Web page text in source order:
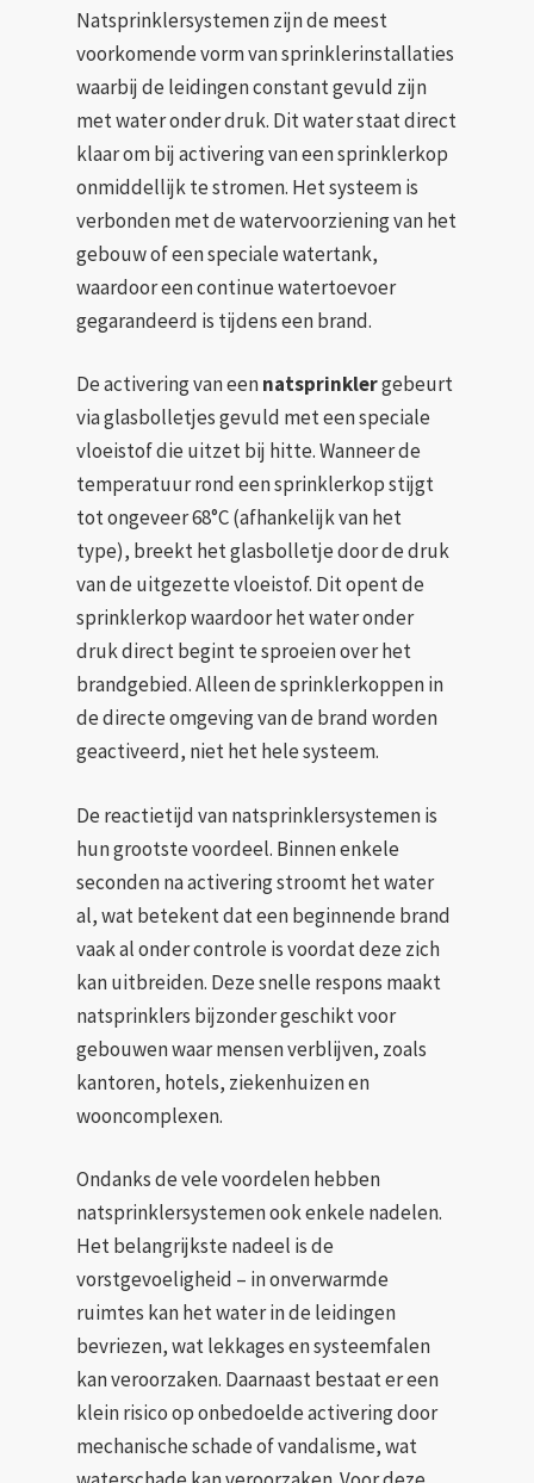
Natsprinklersystemen zijn de meest
voorkomende vorm van sprinklerinstallaties
waarbij de leidingen constant gevuld zijn
met water onder druk. Dit water staat direct
klaar om bij activering van een sprinklerkop
onmiddellijk te stromen. Het systeem is
verbonden met de watervoorziening van het
gebouw of een speciale watertank,
waardoor een continue watertoevoer
gegarandeerd is tijdens een brand.
De activering van eennatsprinklergebeurt
via glasbolletjes gevuld met een speciale
vloeistof die uitzet bij hitte. Wanneer de
temperatuur rond een sprinklerkop stijgt
tot ongeveer 68°C (afhankelijk van het
type), breekt het glasbolletje door de druk
van de uitgezette vloeistof. Dit opent de
sprinklerkop waardoor het water onder
druk direct begint te sproeien over het
brandgebied. Alleen de sprinklerkoppen in
de directe omgeving van de brand worden
geactiveerd, niet het hele systeem.
De reactietijd van natsprinklersystemen is
hun grootste voordeel. Binnen enkele
seconden na activering stroomt het water
al, wat betekent dat een beginnende brand
vaak al onder controle is voordat deze zich
kan uitbreiden. Deze snelle respons maakt
natsprinklers bijzonder geschikt voor
gebouwen waar mensen verblijven, zoals
kantoren, hotels, ziekenhuizen en
wooncomplexen.
Ondanks de vele voordelen hebben
natsprinklersystemen ook enkele nadelen.
Het belangrijkste nadeel is de
vorstgevoeligheid – in onverwarmde
ruimtes kan het water in de leidingen
bevriezen, wat lekkages en systeemfalen
kan veroorzaken. Daarnaast bestaat er een
klein risico op onbedoelde activering door
mechanische schade of vandalisme, wat